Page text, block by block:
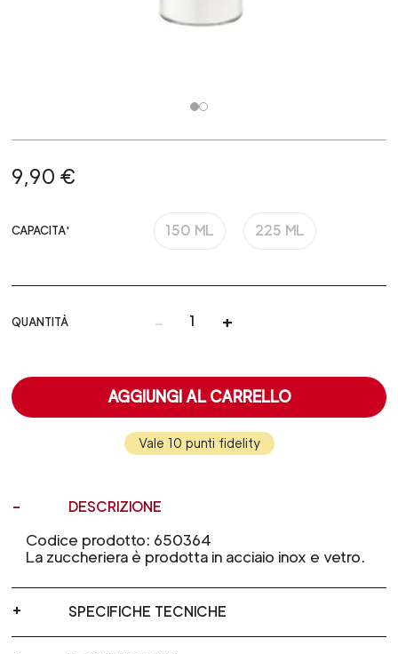
9,90 €
CAPACITA' 150 ML 225 ML
QUANTITÀ - +
AGGIUNGI AL CARRELLO
Vale 10 punti fidelity
DESCRIZIONE
Codice prodotto: 650364
La zuccheriera è prodotta in acciaio inox e vetro.
SPECIFICHE TECNICHE